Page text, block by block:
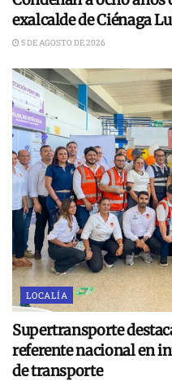
exalcalde de Ciénaga
5 DE AGOSTO DE 2026
LOCALÍA
Supertransporte
referente nacional en
de transporte